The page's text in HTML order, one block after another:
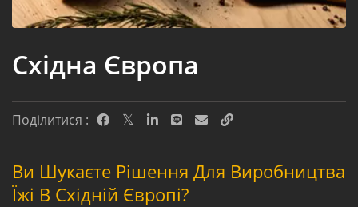
Східна Європа
Поділитися :
Ви Шукаєте Рішення Для Виробництва
Їжі В Східній Європі?